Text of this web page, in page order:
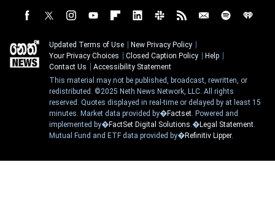
Updated Terms of Use
New Privacy Policy
Your Privacy Choices
Closed Caption Policy
Help
Contact Us
Accessibility Statement
This material may not be published, broadcast, rewritten, or
redistributed. ©2025 Neth News Network, LLC. All rights
reserved. Quotes displayed in real-time or delayed by at least 15
minutes. Market data provided by�Factset. Powered and
implemented by�FactSet Digital Solutions.�Legal Statement.
Mutual Fund and ETF data provided by�Refinitiv Lipper.